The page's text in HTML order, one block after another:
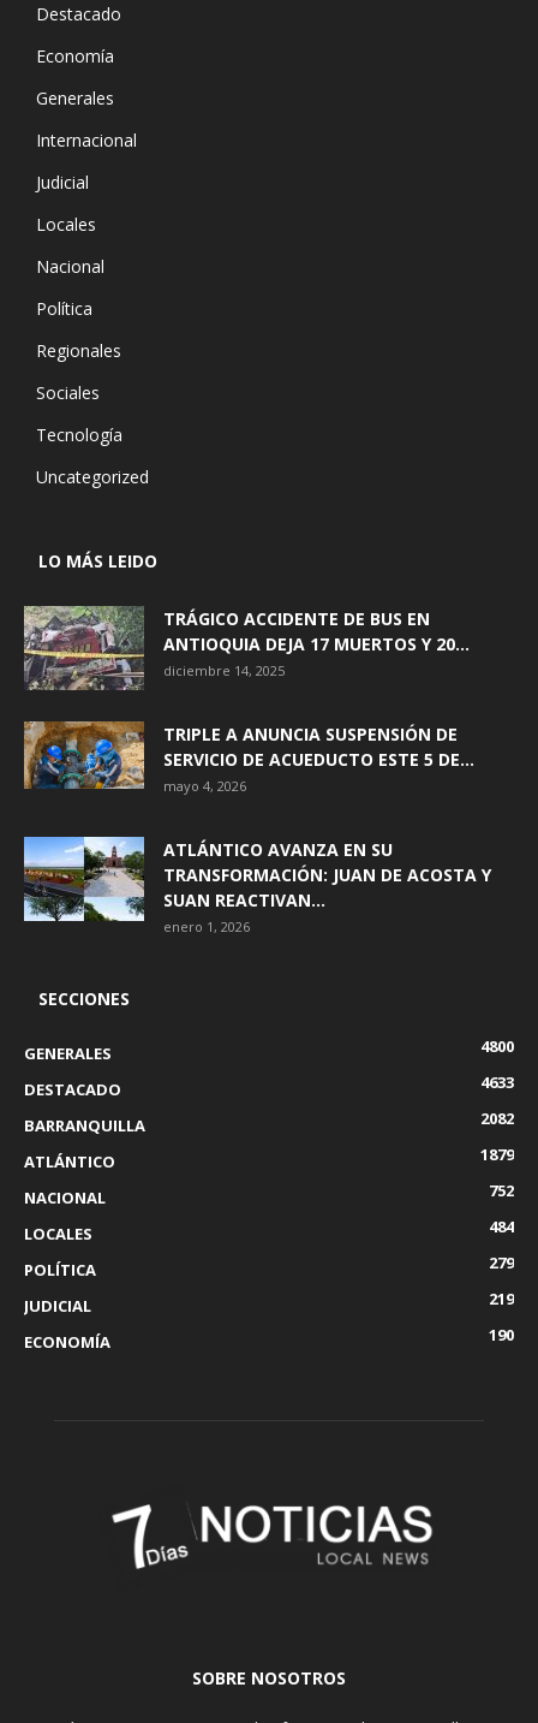
Destacado
Economía
Generales
Internacional
Judicial
Locales
Nacional
Política
Regionales
Sociales
Tecnología
Uncategorized
LO MÁS LEIDO
TRÁGICO ACCIDENTE DE BUS EN
ANTIOQUIA DEJA 17 MUERTOS Y 20...
diciembre 14, 2025
TRIPLE A ANUNCIA SUSPENSIÓN DE
SERVICIO DE ACUEDUCTO ESTE 5 DE...
mayo 4, 2026
ATLÁNTICO AVANZA EN SU
TRANSFORMACIÓN: JUAN DE ACOSTA Y
SUAN REACTIVAN...
enero 1, 2026
SECCIONES
GENERALES
4800
DESTACADO
4633
BARRANQUILLA
2082
ATLÁNTICO
1879
NACIONAL
752
LOCALES
484
POLÍTICA
279
JUDICIAL
219
ECONOMÍA
190
SOBRE NOSOTROS